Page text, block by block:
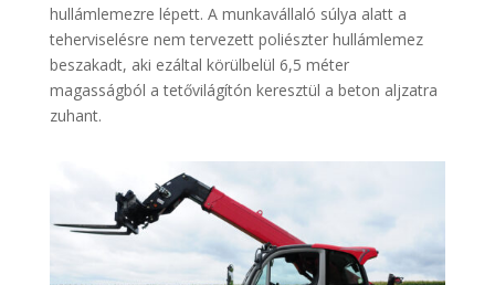
hullámlemezre lépett. A munkavállaló súlya alatt a
teherviselésre nem tervezett poliészter hullámlemez
beszakadt, aki ezáltal körülbelül 6,5 méter
magasságból a tetővilágítón keresztül a beton aljzatra
zuhant.